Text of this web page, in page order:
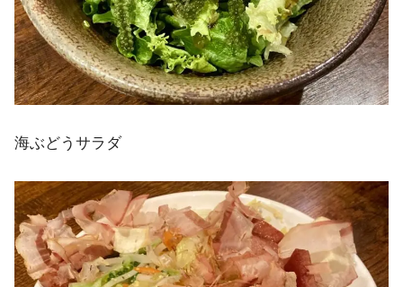
海ぶどうサラダ